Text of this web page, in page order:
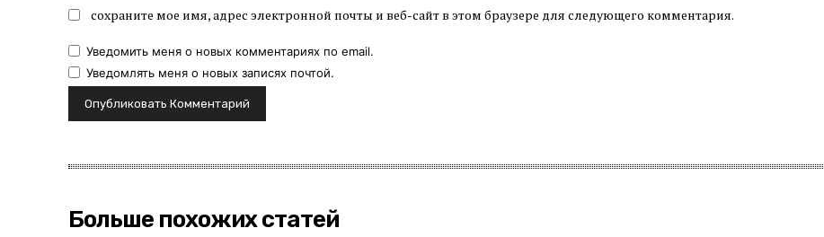
сохраните мое имя, адрес электронной почты и веб-сайт в этом браузере для следующего комментария.
Уведомить меня о новых комментариях по email.
Уведомлять меня о новых записях почтой.
Больше похожих статей